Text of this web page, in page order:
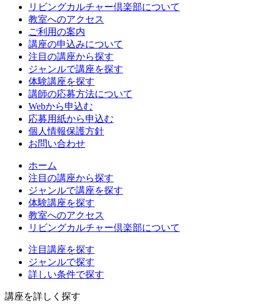
リビングカルチャー倶楽部について
教室へのアクセス
ご利用の案内
講座の申込みについて
注目の講座から探す
ジャンルで講座を探す
体験講座を探す
講師の応募方法について
Webから申込む
応募用紙から申込む
個人情報保護方針
お問い合わせ
ホーム
注目の講座から探す
ジャンルで講座を探す
体験講座を探す
教室へのアクセス
リビングカルチャー倶楽部について
注目講座を探す
ジャンルで探す
詳しい条件で探す
講座を詳しく探す